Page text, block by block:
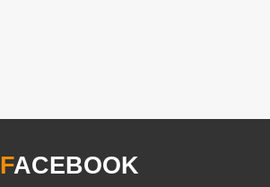
FACEBOOK